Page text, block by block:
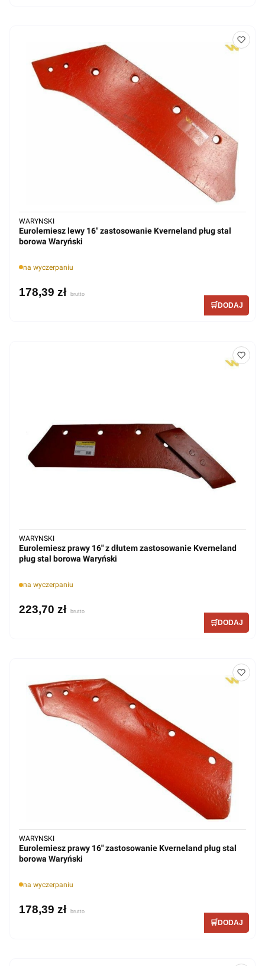
Eurolemiesz lewy 16" zastosowanie Kverneland pług stal
borowa Waryński
na wyczerpaniu
WARYNSKI
178,39 zł
Eurolemiesz prawy 16" z dłutem zastosowanie Kverneland
pług stal borowa Waryński
na wyczerpaniu
WARYNSKI
223,70 zł
Eurolemiesz prawy 16" zastosowanie Kverneland pług stal
borowa Waryński
na wyczerpaniu
WARYNSKI
178,39 zł